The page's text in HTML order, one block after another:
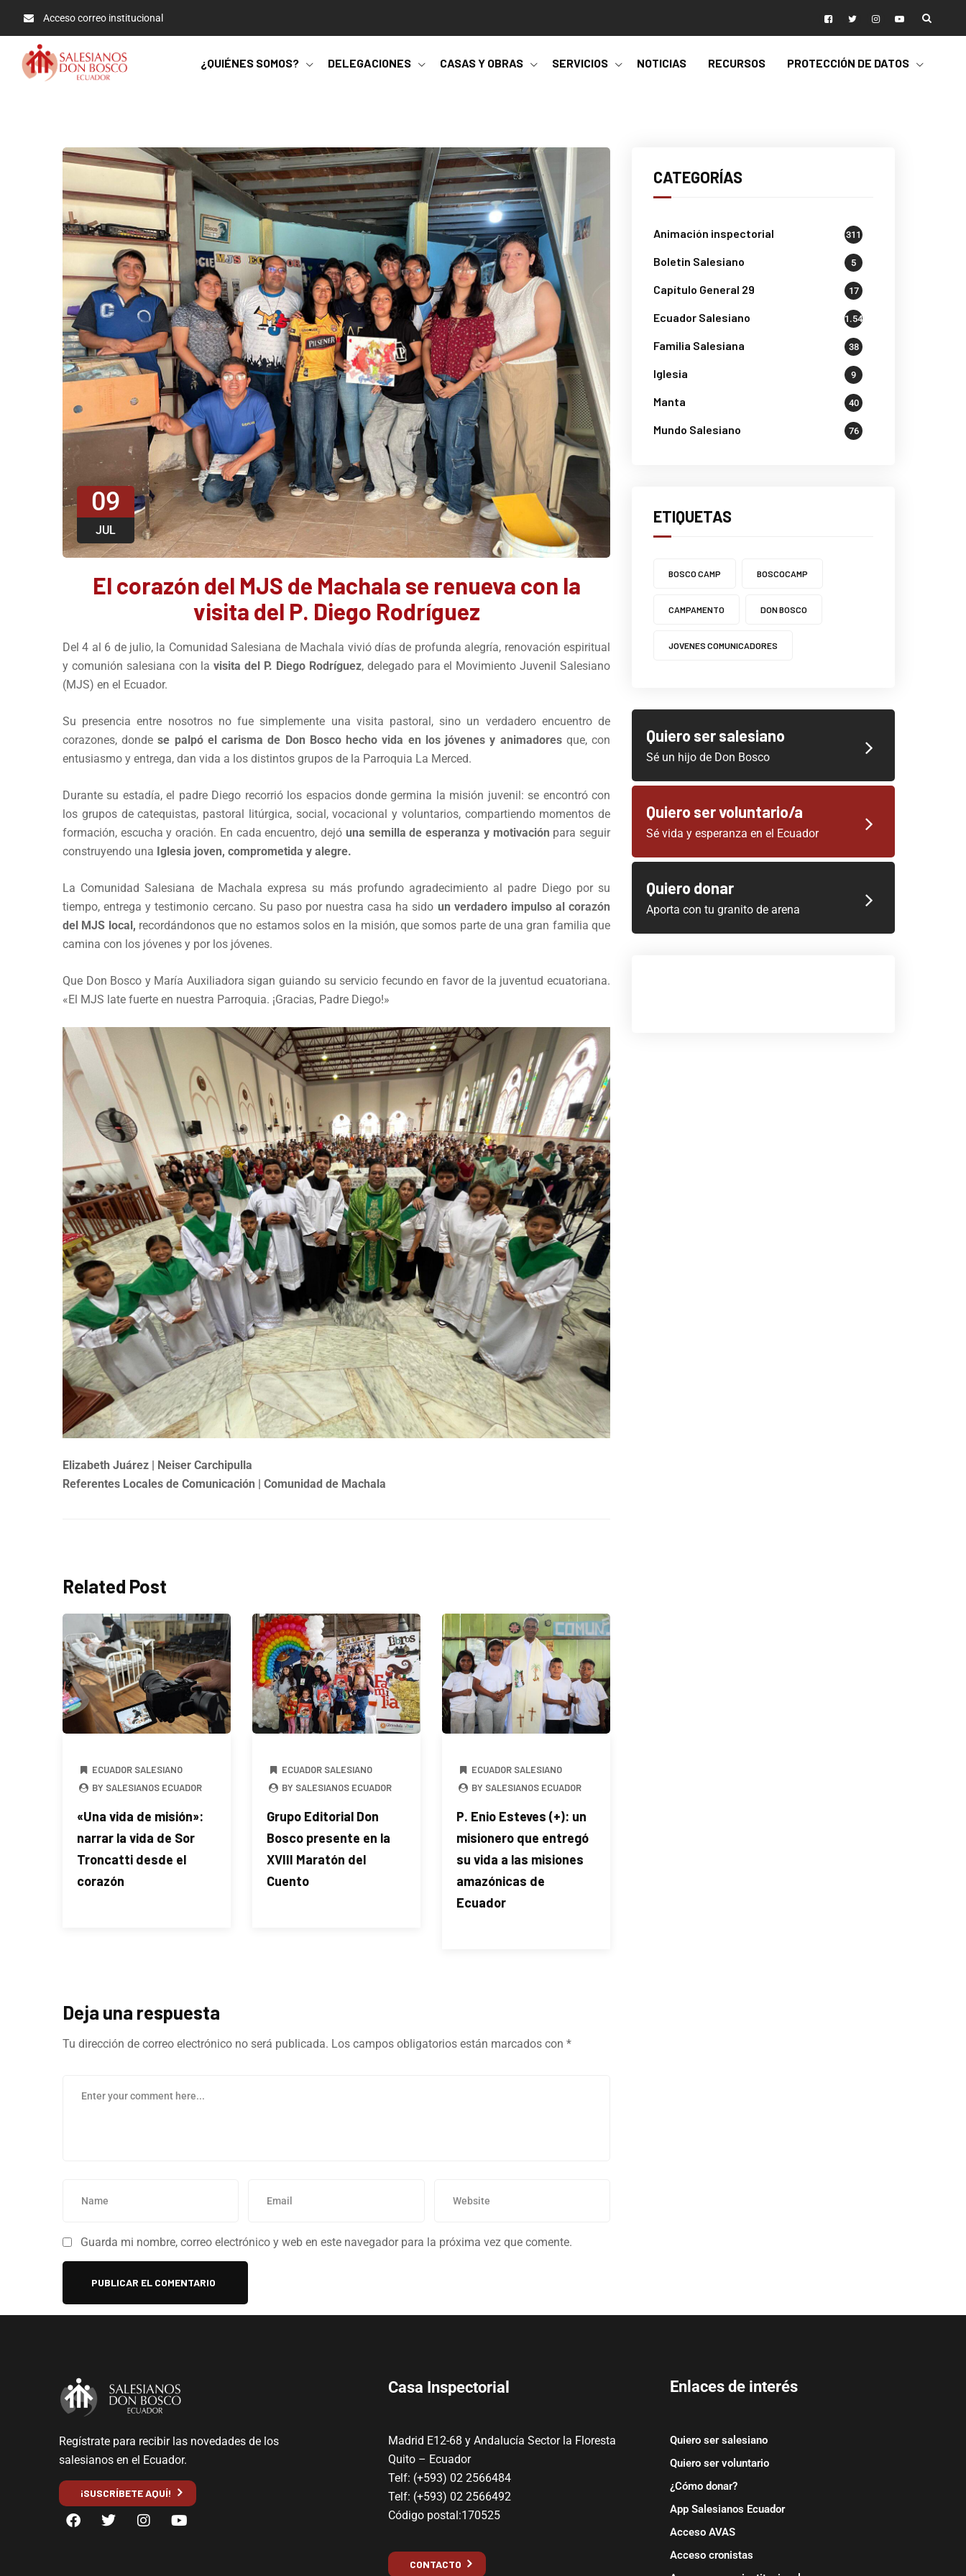
Acceso correo institucional
¿QUIÉNES SOMOS? DELEGACIONES CASAS Y OBRAS SERVICIOS NOTICIAS RECURSOS PROTECCIÓN DE DATOS
09
JUL
El corazón del MJS de Machala se renueva con la
visita del P. Diego Rodríguez
Del 4 al 6 de julio, la Comunidad Salesiana de Machala vivió días de profunda alegría, renovación espiritual
y comunión salesiana con lavisita del P. Diego Rodríguez, delegado para el Movimiento Juvenil Salesiano
(MJS) en el Ecuador.
Su presencia entre nosotros no fue simplemente una visita pastoral, sino un verdadero encuentro de
corazones, dondese palpó el carisma de Don Bosco hecho vida en los jóvenes y animadoresque, con
entusiasmo y entrega, dan vida a los distintos grupos de la Parroquia La Merced.
Durante su estadía, el padre Diego recorrió los espacios donde germina la misión juvenil: se encontró con
los grupos de catequistas, pastoral litúrgica, social, vocacional y voluntarios, compartiendo momentos de
formación, escucha y oración. En cada encuentro, dejó una semilla de esperanza y motivación para seguir
construyendo una Iglesia joven, comprometida y alegre.
La Comunidad Salesiana de Machala expresa su más profundo agradecimiento al padre Diego por su
tiempo, entrega y testimonio cercano. Su paso por nuestra casa ha sido un verdadero impulso al corazón
del MJS local, recordándonos que no estamos solos en la misión, que somos parte de una gran familia que
camina con los jóvenes y por los jóvenes.
Que Don Bosco y María Auxiliadora sigan guiando su servicio fecundo en favor de la juventud ecuatoriana.
«El MJS late fuerte en nuestra Parroquia. ¡Gracias, Padre Diego!»
Elizabeth Juárez | Neiser Carchipulla
Referentes Locales de Comunicación | Comunidad de Machala
Related Post
ECUADOR SALESIANO
BY SALESIANOS ECUADOR
«Una vida de misión»:
narrar la vida de Sor
Troncatti desde el
corazón
ECUADOR SALESIANO
BY SALESIANOS ECUADOR
Grupo Editorial Don
Bosco presente en la
XVIII Maratón del
Cuento
ECUADOR SALESIANO
BY SALESIANOS ECUADOR
P. Enio Esteves (+): un
misionero que entregó
su vida a las misiones
amazónicas de
Ecuador
Deja una respuesta
Tu dirección de correo electrónico no será publicada. Los campos obligatorios están marcados con *
Guarda mi nombre, correo electrónico y web en este navegador para la próxima vez que comente.
CATEGORÍAS
Animación inspectorial 311
Boletin Salesiano 5
Capítulo General 29 17
Ecuador Salesiano 1.541
Familia Salesiana 38
Iglesia 9
Manta 40
Mundo Salesiano 76
ETIQUETAS
BOSCO CAMP BOSCOCAMP
CAMPAMENTO DON BOSCO
JOVENES COMUNICADORES
Quiero ser salesiano
Sé un hijo de Don Bosco
Quiero ser voluntario/a
Sé vida y esperanza en el Ecuador
Quiero donar
Aporta con tu granito de arena
Regístrate para recibir las novedades de los
salesianos en el Ecuador.
¡SUSCRÍBETE AQUÍ!
Casa Inspectorial
Madrid E12-68 y Andalucía Sector la Floresta
Quito – Ecuador
Telf: (+593) 02 2566484
Telf: (+593) 02 2566492
Código postal:170525
CONTACTO
Enlaces de interés
Quiero ser salesiano
Quiero ser voluntario
¿Cómo donar?
App Salesianos Ecuador
Acceso AVAS
Acceso cronistas